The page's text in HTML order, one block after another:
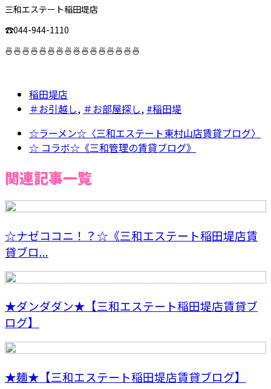
三和エステート稲田堤店
☎︎044-944-1110
🍜🍜🍜🍜🍜🍜🍜🍜🍜🍜🍜🍜🍜🍜🍜🍜
稲田堤店
＃お引越し, ＃お部屋探し, #稲田堤
☆ラーメン☆〈三和エステート東村山店賃貸ブログ〉
☆ コラボ☆《三和管理の賃貸ブログ》
関連記事一覧
☆ナゼココニ！？☆《三和エステート稲田堤店賃
貸ブロ...
★ダンダダン★【三和エステート稲田堤店賃貸ブ
ログ】
★麺★【三和エステート稲田堤店賃貸ブログ】